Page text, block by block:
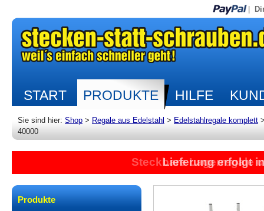
START PRODUKTE HILFE
Sie sind hier: Shop > Regale aus Edelstahl > Edelstahlregale komplett
40000
Steckbare Lagerregale
Lieferung erfolgt
Produkte